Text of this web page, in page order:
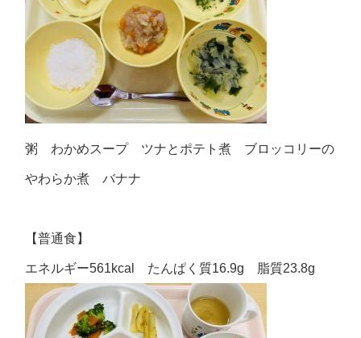
粥 わかめスープ ツナとポテト煮 ブロッコリーの
やわらか煮 バナナ
【普通食】
エネルギー561kcal たんぱく質16.9g 脂質23.8g